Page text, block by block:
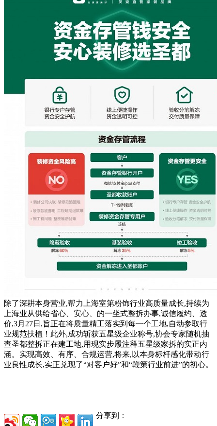
除了深耕本身营业,帮力上海室第粉饰行业高质量成长,持续为
上海业从供给省心、安心、的一坐式整拆办事,诚信履约、透
价,3月27日,旨正在将质量精工落实到每一个工地,自动参取行
业规范扶植！此外,成功斩获五星级企业称号,协会专家随机抽
查圣都整拆正在建工地,用现实步履注释五星级家拆的实正内
涵。实现高效、有序、合规运营,将来,以本身标杆感化带动行
业良性成长,实正兑现了“对客户好”和“鞭策行业前进”的初心。
分享到：